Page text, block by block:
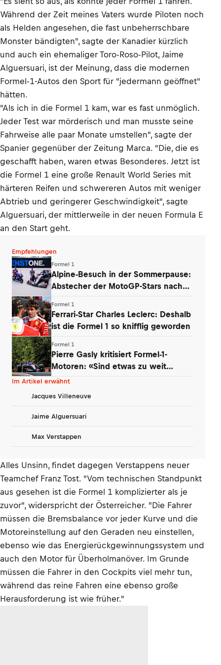
Während der Zeit meines Vaters wurde Piloten noch
als Helden angesehen, die fast unbeherrschbare
Monster bändigten", sagte der Kanadier kürzlich
und auch ein ehemaliger Toro-Roso-Pilot, Jaime
Alguersuari, ist der Meinung, dass die modernen
Formel-1-Autos den Sport für "jedermann geöffnet"
hätten.
"Als ich in die Formel 1 kam, war es fast unmöglich.
Jeder Test war mörderisch und man musste seine
Fahrweise alle paar Monate umstellen", sagte der
Spanier gegenüber der Zeitung Marca. "Die, die es
geschafft haben, waren etwas Besonderes. Jetzt ist
die Formel 1 eine große Renault World Series mit
härteren Reifen und schwereren Autos mit weniger
Abtrieb und geringerer Geschwindigkeit", sagte
Alguersuari, der mittlerweile in der neuen Formula E
an den Start geht.
Empfehlungen
Formel 1
Alpine-Besuch in der Sommerpause:
Abstecher der MotoGP-Stars nach
Formel 1
Ferrari-Star Charles Leclerc: Deshalb
ist die Formel 1 so knifflig geworden
Formel 1
Pierre Gasly kritisiert Formel-1-
Motoren: «Sind etwas zu weit
gegangen»
Im Artikel erwähnt
Jacques Villeneuve
Jaime Alguersuari
Max Verstappen
Alles Unsinn, findet dagegen Verstappens neuer
Teamchef Franz Tost. "Vom technischen Standpunkt
aus gesehen ist die Formel 1 komplizierter als je
zuvor", widerspricht der Österreicher. "Die Fahrer
müssen die Bremsbalance vor jeder Kurve und die
Motoreinstellung auf den Geraden neu einstellen,
ebenso wie das Energierückgewinnungssystem und
auch den Motor für Überholmanöver. Im Grunde
müssen die Fahrer in den Cockpits viel mehr tun,
während das reine Fahren eine ebenso große
Herausforderung ist wie früher."